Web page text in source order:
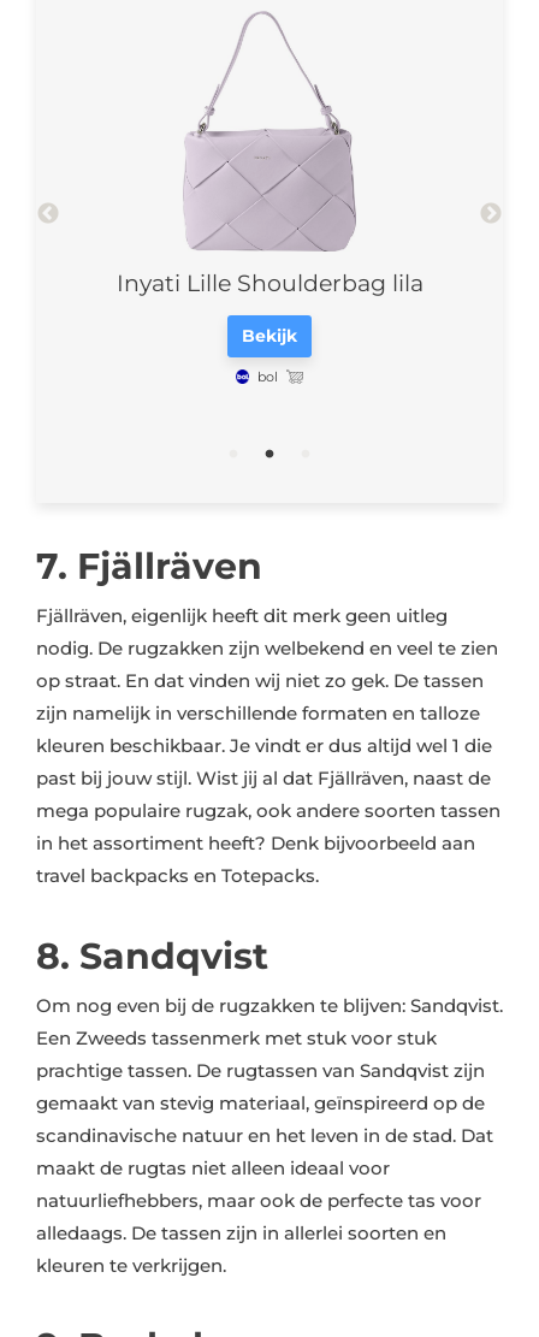
Inyati Lille Shoulderbag lila
Bekijk
bol
7. Fjällräven
Fjällräven, eigenlijk heeft dit merk geen uitleg
nodig. De rugzakken zijn welbekend en veel te zien
op straat. En dat vinden wij niet zo gek. De tassen
zijn namelijk in verschillende formaten en talloze
kleuren beschikbaar. Je vindt er dus altijd wel 1 die
past bij jouw stijl. Wist jij al dat Fjällräven, naast de
mega populaire rugzak, ook andere soorten tassen
in het assortiment heeft? Denk bijvoorbeeld aan
travel backpacks en Totepacks.
8. Sandqvist
Om nog even bij de rugzakken te blijven: Sandqvist.
Een Zweeds tassenmerk met stuk voor stuk
prachtige tassen. De rugtassen van Sandqvist zijn
gemaakt van stevig materiaal, geïnspireerd op de
scandinavische natuur en het leven in de stad. Dat
maakt de rugtas niet alleen ideaal voor
natuurliefhebbers, maar ook de perfecte tas voor
alledaags. De tassen zijn in allerlei soorten en
kleuren te verkrijgen.